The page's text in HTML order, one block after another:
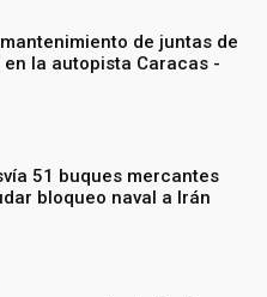
de juntas de
la autopista Caracas -
51 buques mercantes
bloqueo naval a Irán